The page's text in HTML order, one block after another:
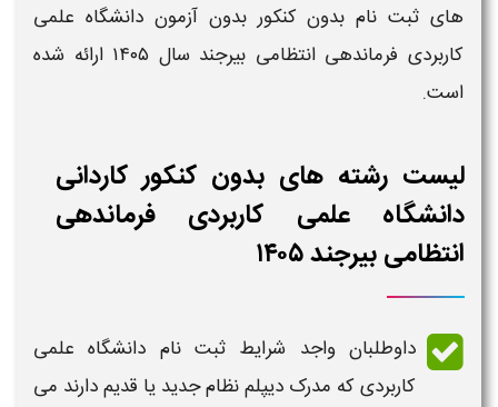
های ثبت نام بدون کنکور بدون آزمون دانشگاه علمی
کاربردی فرماندهی انتظامی بیرجند سال ۱۴۰۵ ارائه شده
است.
لیست رشته های بدون کنکور کاردانی
دانشگاه علمی کاربردی فرماندهی
انتظامی بیرجند ۱۴۰۵
داوطلبان واجد شرایط ثبت نام دانشگاه علمی
کاربردی که مدرک دیپلم نظام جدید یا قدیم دارند می